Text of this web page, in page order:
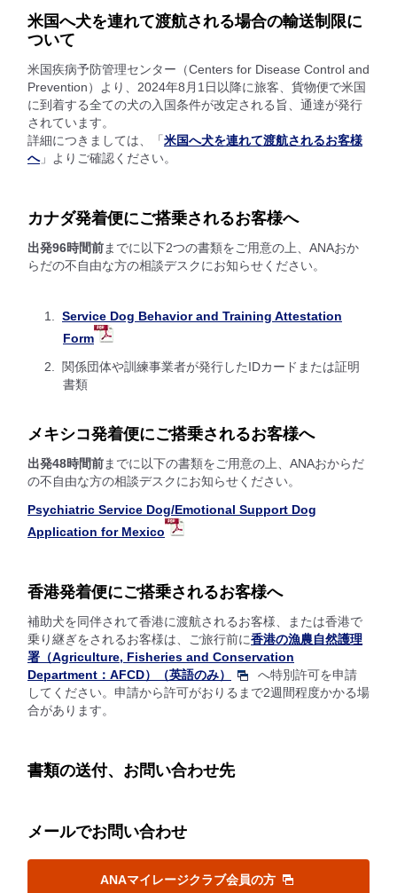
米国へ犬を連れて渡航される場合の輸送制限に
ついて
米国疾病予防管理センター（Centers for Disease Control and
Prevention）より、2024年8月1日以降に旅客、貨物便で米国
に到着する全ての犬の入国条件が改定される旨、通達が発行
されています。
詳細につきましては、「 米国へ犬を連れて渡航されるお客様
へ」よりご確認ください。
カナダ発着便にご搭乗されるお客様へ
出発96時間前までに以下2つの書類をご用意の上、ANAおか
らだの不自由な方の相談デスクにお知らせください。
Service Dog Behavior and Training Attestation
Form
関係団体や訓練事業者が発行したIDカードまたは証明
書類
メキシコ発着便にご搭乗されるお客様へ
出発48時間前までに以下の書類をご用意の上、ANAおからだ
の不自由な方の相談デスクにお知らせください。
Psychiatric Service Dog/Emotional Support Dog
Application for Mexico
香港発着便にご搭乗されるお客様へ
補助犬を同伴されて香港に渡航されるお客様、または香港で
乗り継ぎをされるお客様は、ご旅行前に香港の漁農自然護理
署（Agriculture, Fisheries and Conservation
Department：AFCD）（英語のみ）
へ特別許可を申請
してください。申請から許可がおりるまで2週間程度かかる場
合があります。
書類の送付、お問い合わせ先
メールでお問い合わせ
ANAマイレージクラブ会員の方